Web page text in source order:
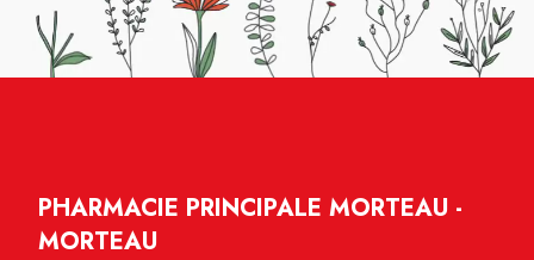
PHARMACIE PRINCIPALE MORTEAU -
MORTEAU